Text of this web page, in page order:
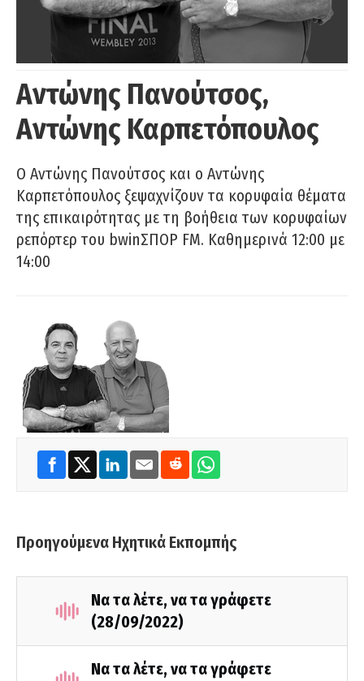
Αντώνης Πανούτσος,
Αντώνης Καρπετόπουλος
Ο Αντώνης Πανούτσος και ο Αντώνης
Καρπετόπουλος ξεψαχνίζουν τα κορυφαία θέματα
της επικαιρότητας με τη βοήθεια των κορυφαίων
ρεπόρτερ του bwinΣΠΟΡ FM. Καθημερινά 12:00 με
14:00
Προηγούμενα Ηχητικά Εκπομπής
Να τα λέτε, να τα γράφετε
(28/09/2022)
Να τα λέτε, να τα γράφετε